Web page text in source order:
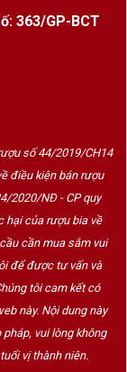
363/GP-BCT
số 44/2019/CH14
điều kiện bán rượu
2020/NĐ - CP quy
hại của rượu bia về
cần mua sắm vui
để được tư vấn và
tôi cam kết có
này. Nội dung này
vui lòng không
vị thành niên.